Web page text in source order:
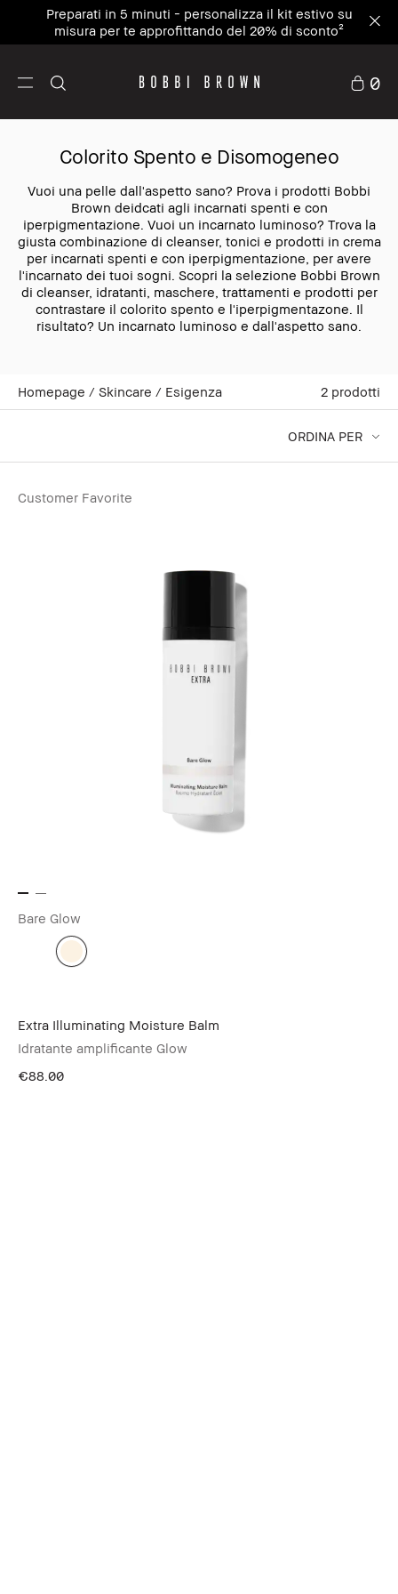
Preparati in 5 minuti - personalizza il kit estivo su
misura per te approfittando del 20% di sconto²
0
Colorito Spento e Disomogeneo
Vuoi una pelle dall'aspetto sano? Prova i prodotti Bobbi
Brown deidcati agli incarnati spenti e con
iperpigmentazione. Vuoi un incarnato luminoso? Trova la
giusta combinazione di cleanser, tonici e prodotti in crema
per incarnati spenti e con iperpigmentazione, per avere
l'incarnato dei tuoi sogni. Scopri la selezione Bobbi Brown
di cleanser, idratanti, maschere, trattamenti e prodotti per
contrastare il colorito spento e l'iperpigmentazone. Il
risultato? Un incarnato luminoso e dall'aspetto sano.
Homepage Skincare Esigenza 2 prodotti
ORDINA PER
Customer Favorite
Bare Glow
Extra Illuminating Moisture Balm
Idratante amplificante Glow
€88.00